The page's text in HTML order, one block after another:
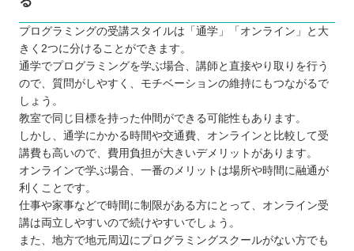
プログラミングの受講スタイルは「通学」「オンライン」と大
きく2つに分けることができます。
通学でプログラミングを学ぶ場合、講師と直接やり取りを行う
ので、質問がしやすく、モチベーションの維持にもつながるで
しょう。
教室で同じ目標を持った仲間ができる可能性もあります。
しかし、通学にかかる時間や交通費、オンラインと比較して受
講費も高いので、費用負担が大きいデメリットがあります。
オンラインで学ぶ場合、一番のメリットは場所や時間に融通が
利くことです。
仕事や家事などで時間に制限がある方にとって、オンライン受
講は両立しやすいので続けやすいでしょう。
また、地方で地元周辺にプログラミングスクールがない方でも